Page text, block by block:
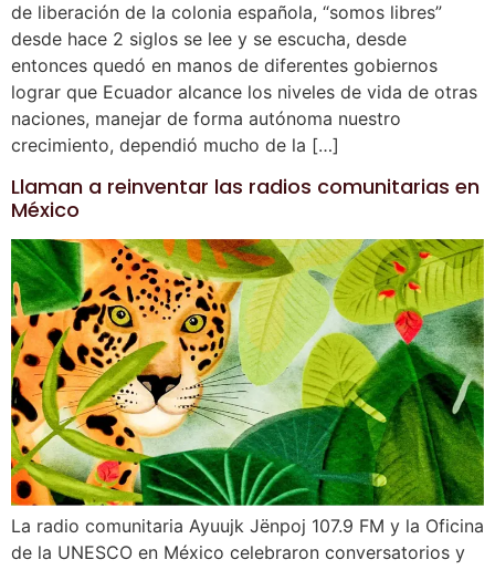
de liberación de la colonia española, “somos libres”
desde hace 2 siglos se lee y se escucha, desde
entonces quedó en manos de diferentes gobiernos
lograr que Ecuador alcance los niveles de vida de otras
naciones, manejar de forma autónoma nuestro
crecimiento, dependió mucho de la […]
Llaman a reinventar las radios comunitarias en
México
La radio comunitaria Ayuujk Jënpoj 107.9 FM y la Oficina
de la UNESCO en México celebraron conversatorios y